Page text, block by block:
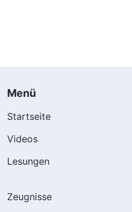
Menü
Startseite
Videos
Lesungen
Zeugnisse